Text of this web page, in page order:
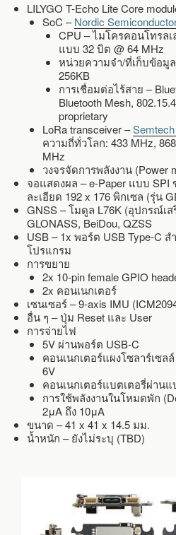
LILYGO T-Echo Lite Core
SoC –Nordic
CPU – ไมโครคอนโทรล
แบบ 32 บิต @ 64 MHz
หน่วยความจำ/ที่เก็บข้อมู
256KB
การเชื่อมต่อไร้สาย –
Bluetooth Mesh,
proprietary
LoRa transceiver –
ความถี่ทั่วโลก: 433 MHz,
MHz
วงจรจัดการพลังงาน (Power
จอแสดงผล – e-Paper แบบ SPI
ละเอียด 192 x 176 พิกเซล (รุ่น
GNSS – โมดูล L76K (อุปกรณ์เส
GLONASS, BeiDou, QZSS
USB – 1x พอร์ต USB Type-C
โปรแกรม
การขยาย
2x 10-pin female GPIO
2x คอนเนกเตอร์
เซนเซอร์ – 9-axis IMU
อื่น ๆ – ปุ่ม Reset และ User
การจ่ายไฟ
5V ผ่านพอร์ต USB-C
คอนเนกเตอร์แผงโซลาร์เซล
6V
คอนเนกเตอร์แบตเตอรี่ผ่านแ
การใช้พลังงานในโหมดพัก
2μA ถึง 10μA
ขนาด – 41 x 41 x 14.5 มม.
น้ำหนัก – ยังไม่ระบุ (TBD)